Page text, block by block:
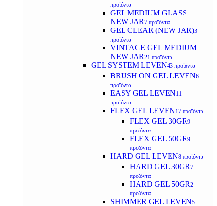
προϊόντα
GEL MEDIUM GLASS
NEW JAR7 προϊόντα
GEL CLEAR (NEW JAR)3
προϊόντα
VINTAGE GEL MEDIUM
NEW JAR21 προϊόντα
GEL SYSTEM LEVEN43 προϊόντα
BRUSH ON GEL LEVEN6
προϊόντα
EASY GEL LEVEN11
προϊόντα
FLEX GEL LEVEN17 προϊόντα
FLEX GEL 30GR9
προϊόντα
FLEX GEL 50GR9
προϊόντα
HARD GEL LEVEN8 προϊόντα
HARD GEL 30GR7
προϊόντα
HARD GEL 50GR2
προϊόντα
SHIMMER GEL LEVEN5